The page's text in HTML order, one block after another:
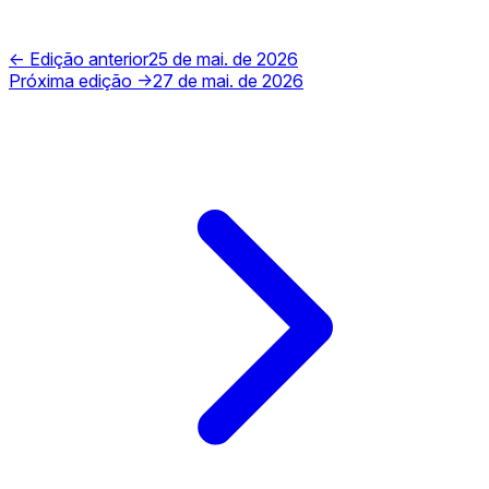
← Edição anterior25 de mai. de 2026
Próxima edição →27 de mai. de 2026